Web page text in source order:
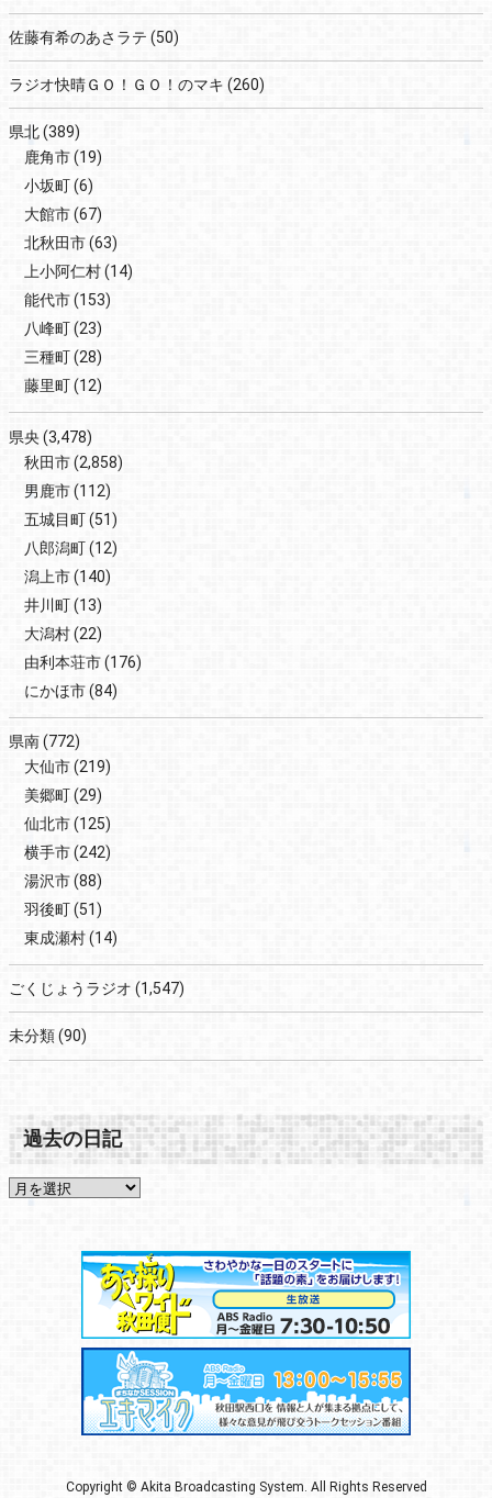
佐藤有希のあさラテ (50)
ラジオ快晴ＧＯ！ＧＯ！のマキ (260)
県北(389)
鹿角市(19)
小坂町(6)
大館市(67)
北秋田市(63)
上小阿仁村(14)
能代市(153)
八峰町(23)
三種町(28)
藤里町(12)
県央(3,478)
秋田市(2,858)
男鹿市(112)
五城目町(51)
八郎潟町(12)
潟上市(140)
井川町(13)
大潟村(22)
由利本荘市(176)
にかほ市(84)
県南(772)
大仙市(219)
美郷町(29)
仙北市(125)
横手市(242)
湯沢市(88)
羽後町(51)
東成瀬村(14)
ごくじょうラジオ (1,547)
未分類(90)
過去の日記
Copyright © Akita Broadcasting System. All Rights Reserved